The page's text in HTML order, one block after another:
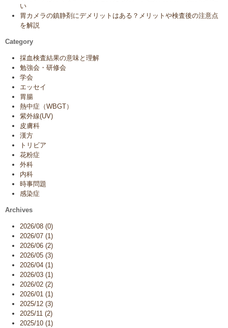
い
胃カメラの鎮静剤にデメリットはある？メリットや検査後の注意点
を解説
Category
採血検査結果の意味と理解
勉強会・研修会
学会
エッセイ
胃腸
熱中症（WBGT）
紫外線(UV)
皮膚科
漢方
トリビア
花粉症
外科
内科
時事問題
感染症
Archives
2026/08 (0)
2026/07 (1)
2026/06 (2)
2026/05 (3)
2026/04 (1)
2026/03 (1)
2026/02 (2)
2026/01 (1)
2025/12 (3)
2025/11 (2)
2025/10 (1)